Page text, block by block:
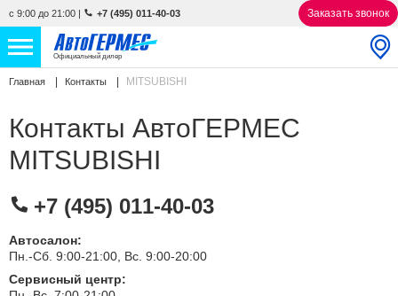
с 9:00 до 21:00 | +7 (495) 011-40-03 Заказать звонок
Официальный дилер
НОВЫЕ АВТОМОБИЛИ
С ПРОБЕГОМ 856 авто
СЕРВИС
УСЛУГИ
АКЦИИ
Главная Контакты MITSUBISHI
Контакты АвтоГЕРМЕС
MITSUBISHI
+7 (495) 011-40-03
Автосалон:
Пн.-Сб. 9:00-21:00, Вс. 9:00-20:00
Сервисный центр: